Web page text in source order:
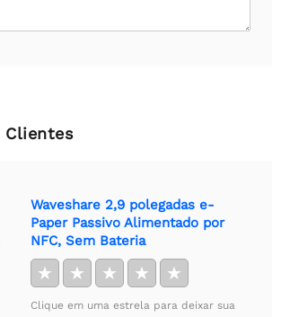
Clientes
Waveshare 2,9 polegadas e-
Paper Passivo Alimentado por
NFC, Sem Bateria
★ ★ ★ ★ ★
Clique em uma estrela para deixar sua